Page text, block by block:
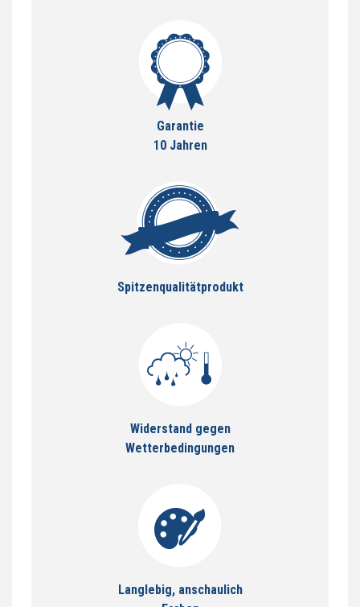
Garantie
10 Jahren
Spitzenqualitätprodukt
Widerstand gegen
Wetterbedingungen
Langlebig, anschaulich